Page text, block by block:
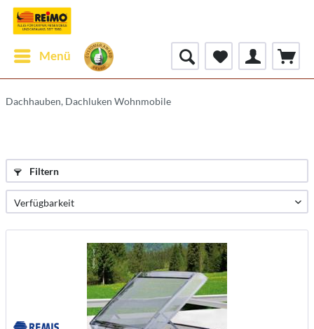
Menü
Dachhauben, Dachluken Wohnmobile
Filtern